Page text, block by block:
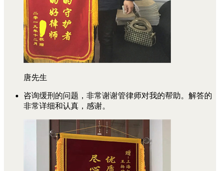
唐先生
咨询缓刑的问题，非常谢谢管律师对我的帮助。解答的
非常详细和认真，感谢。